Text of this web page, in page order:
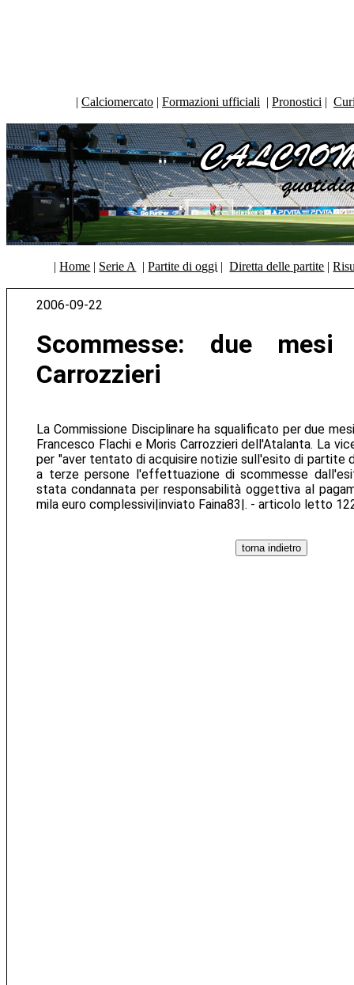
| Calciomercato | Formazioni ufficiali | Pronostici |
|Home | Serie A |Partite di oggi |Diretta delle partite |
2006-09-22
Scommesse: due
Carrozzieri
La Commissione Disciplinare ha squalificato per due
Francesco Flachi e Moris Carrozzieri dell'Atalanta. La
per "aver tentato di acquisire notizie sull'esito di partite
a terze persone l'effettuazione di scommesse
stata condannata per responsabilità oggettiva al
mila euro complessivi|inviato Faina83|. - articolo letto